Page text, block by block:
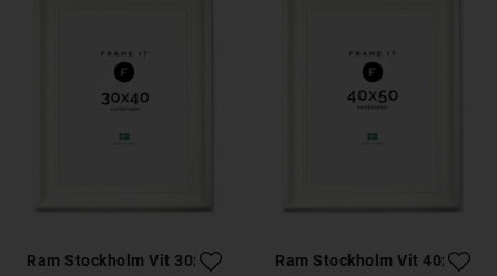
Ram Stockholm Vit 30x40
Ram Stockholm Vit 40x50